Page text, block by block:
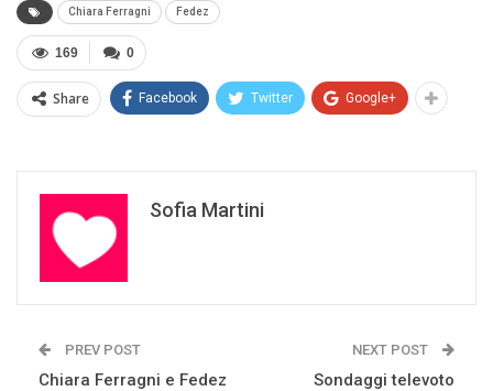
Chiara Ferragni Fedez
0
169
Share Facebook Twitter Google+
Sofia Martini
PREV POST
Chiara Ferragni e Fedez
NEXT POST
Sondaggi televoto